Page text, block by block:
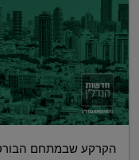
הקרקע שבמתחם